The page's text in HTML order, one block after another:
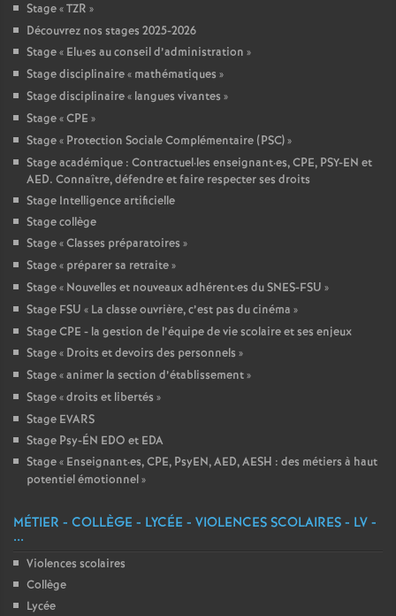
Stage «TZR »
Découvrez nos stages 2025-2026
Stage « Elu·es au conseil d’administration »
Stage disciplinaire « mathématiques »
Stage disciplinaire « langues vivantes »
Stage «CPE »
Stage « Protection Sociale Complémentaire (PSC)»
Stage académique : Contractuel·les enseignant·es, CPE, PSY-EN et
AED. Connaître, défendre et faire respecter ses droits
Stage Intelligence artificielle
Stage collège
Stage «Classes préparatoires »
Stage « préparer sa retraite»
Stage « Nouvelles et nouveaux adhérent·es du SNES-FSU »
Stage FSU « La classe ouvrière, c’est pas du cinéma »
Stage CPE - la gestion de l’équipe de vie scolaire et ses enjeux
Stage « Droits et devoirs des personnels »
Stage «animer la section d’établissement»
Stage «droits et libertés »
Stage EVARS
Stage Psy-ÉN EDO et EDA
Stage « Enseignant·es, CPE, PsyEN, AED, AESH : des métiers à haut
potentiel émotionnel»
MÉTIER - COLLÈGE - LYCÉE - VIOLENCES SCOLAIRES - LV -
...
Violences scolaires
Collège
Lycée